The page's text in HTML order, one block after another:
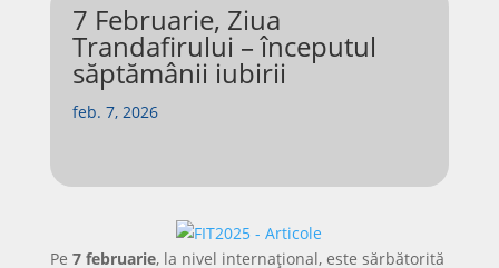
7 Februarie, Ziua
Trandafirului – începutul
săptămânii iubirii
feb. 7, 2026
Pe 7 februarie, la nivel internațional, este sărbătorită